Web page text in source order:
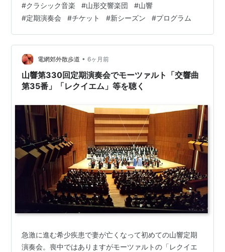
シーズンの山響定期チケットが届いた 新シーズンのプロ
グラムも楽しみにしています。4月の定期は川瀬賢太郎指
揮、現代フランスのデュビュニョンのアルトサクソフォ
ン協奏曲とリムスキー=コルサコフの「シェエラザード」
ほかの予定とのこと。5月はミュージック・パートナーの
ラデク・バボラークさんの指揮とホルンで自…
#クラシック音楽 #山形交響楽団 #山響
#定期演奏会 #チケット #新シーズン #プログラム
電網郊外散歩道 • 6ヶ月前
山響第330回定期演奏会でモーツァルト「交響曲
第35番」「レクイエム」等を聴く
急激に進む希少疾患で妻が亡くなって初めての山響定期
演奏会。喪中ではありますがモーツァルトの「レクイエ